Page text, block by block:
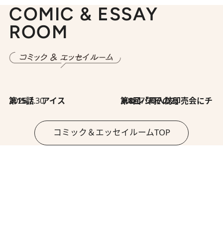
COMIC & ESSAY
ROOM
2026.7.30
第15話 アイス 2026.7.30
第8回「同人誌即売会にチャレンジ その2」
コミック＆エッセイルームTOP